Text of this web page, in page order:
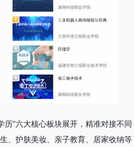
”六大核心板块展开，精准对接不同
、护肤美妆、亲子教育、居家收纳等